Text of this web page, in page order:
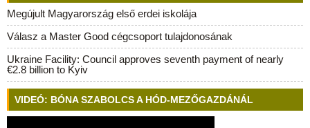
Megújult Magyarország első erdei iskolája
Válasz a Master Good cégcsoport tulajdonosának
Ukraine Facility: Council approves seventh payment of nearly
€2.8 billion to Kyiv
VIDEÓ: BÓNA SZABOLCS A HÓD-MEZŐGAZDÁNÁL